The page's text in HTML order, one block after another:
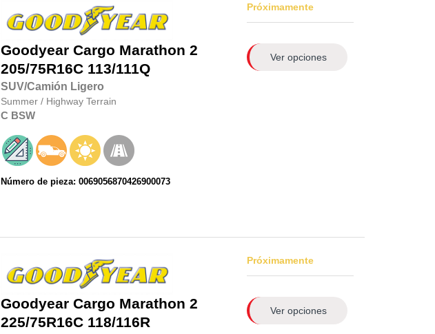
Goodyear Cargo Marathon 2
205/75R16C113/111Q
SUV/Camión Ligero
Summer / Highway Terrain
C BSW
Número de pieza: 0069056870426900073
Próximamente
Ver opciones
Goodyear Cargo Marathon 2
225/75R16C118/116R
Próximamente
Ver opciones